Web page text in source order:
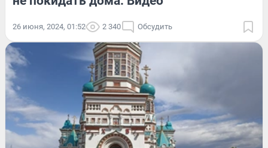
26 июня, 2024, 01:52 2 340 Обсудить